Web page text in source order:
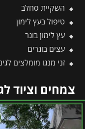
השקיית סחלב
טיפול בעץ לימון
עץ לימון בוגר
עצים בוגרים
זני מנגו מומלצים לגינה: כך תבחרו את הזן
צמחים וציוד